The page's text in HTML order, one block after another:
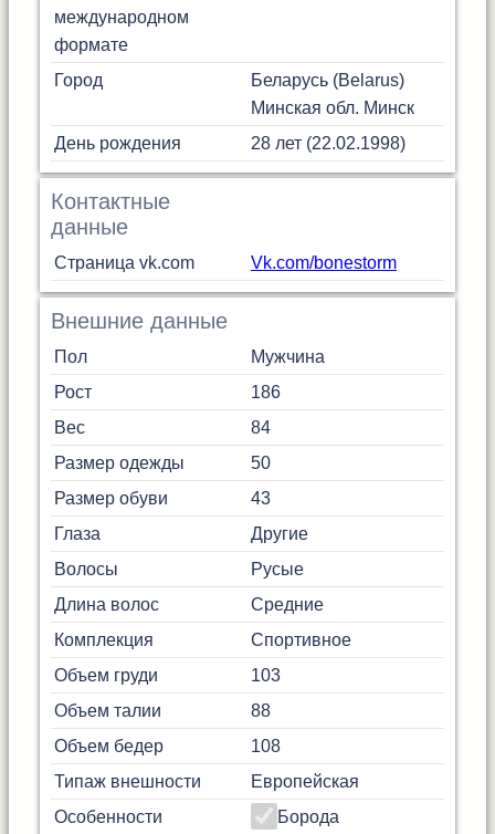
международном
формате
Город
Беларусь (Belarus)
Минская обл. Минск
День рождения
28 лет (22.02.1998)
Контактные
данные
Страница vk.com Vk.com/bonestorm
Внешние данные
Пол
Мужчина
Рост
186
Вес
84
Размер одежды
50
Размер обуви
43
Глаза
Другие
Волосы
Русые
Длина волос
Средние
Комплекция
Спортивное
Объем груди
103
Объем талии
88
Объем бедер
108
Типаж внешности
Европейская
Особенности
Борода